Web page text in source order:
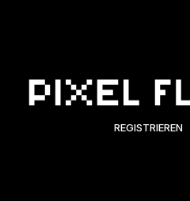
REGISTRIEREN